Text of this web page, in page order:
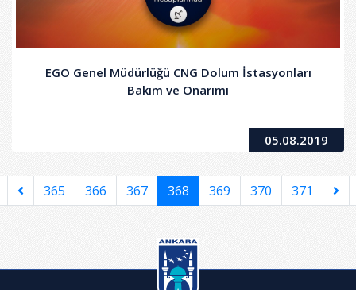
EGO Genel Müdürlüğü CNG Dolum İstasyonları
Bakım ve Onarımı
05.08.2019
365 366 367 368 369 370 371